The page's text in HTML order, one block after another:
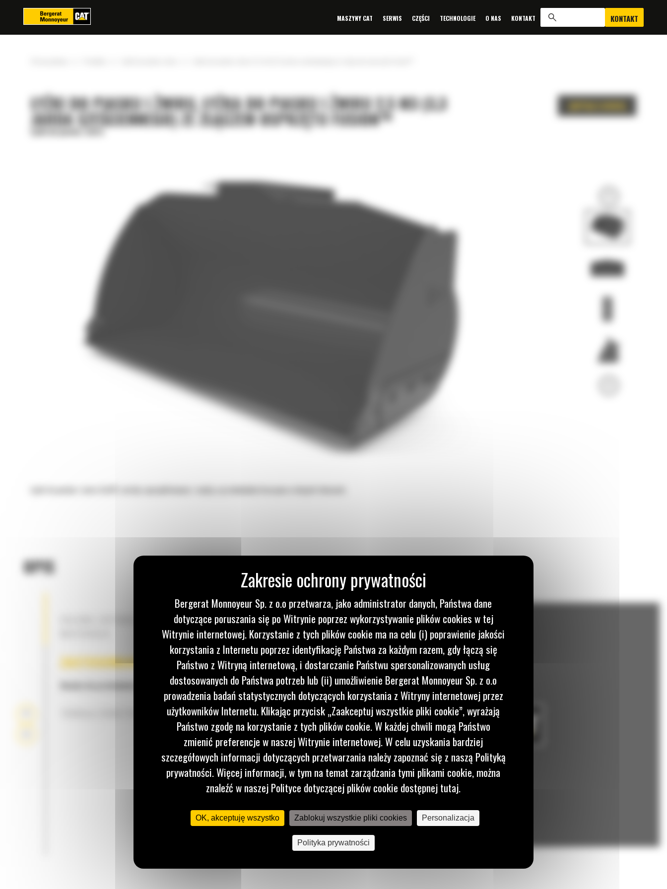
MASZYNY CAT SERWIS CZĘŚCI TECHNOLOGIE O NAS KONTAKT KONTAKT
ŁYŻKI DO PIASKU I ŻWIRU, ŁYŻKA DO PIASKU I ŻWIRU 2,5 M3 (3,3
JARDA SZEŚCIENNEGO) ZE ZŁĄCZEM OSPRZĘTU FUSION™
Łyżki do piasku i żwiru
OPIS
OSŁONA ZAPOBIEGAJĄCA ROZSYPYWANIU
ZASTOSOWANIE
Idealne do przeładunku kruszywa w dużych ilościach.
Panel zarządzania plikami cookies
Bergerat Monnoyeur Sp. z o.o przetwarza, jako administrator danych, Państwa dane
dotyczące poruszania się po Witrynie poprzez wykorzystywanie plików cookies w tej
Witrynie internetowej. Korzystanie z tych plików cookie ma na celu (i) poprawienie jakości
korzystania z Internetu poprzez identyfikację Państwa za każdym razem, gdy łączą się
Państwo z Witryną internetową, i dostarczanie Państwu spersonalizowanych usług
dostosowanych do Państwa potrzeb lub (ii) umożliwienie Bergerat Monnoyeur Sp. z o.o
prowadzenia badań statystycznych dotyczących korzystania z Witryny internetowej przez
użytkowników Internetu. Klikając przycisk „Zaakceptuj wszystkie pliki cookie”, wyrażają
Państwo zgodę na korzystanie z tych plików cookie. W każdej chwili mogą Państwo
zmienić preferencje w naszej Witrynie internetowej. W celu uzyskania bardziej
szczegółowych informacji dotyczących przetwarzania należy zapoznać się z naszą Polityką
prywatności. Więcej informacji, w tym na temat zarządzania tymi plikami cookie, można
znaleźć w naszej Polityce dotyczącej plików cookie dostępnej tutaj.
OK, akceptuję wszystko Zablokuj wszystkie pliki cookies Personalizacja
Polityka prywatności